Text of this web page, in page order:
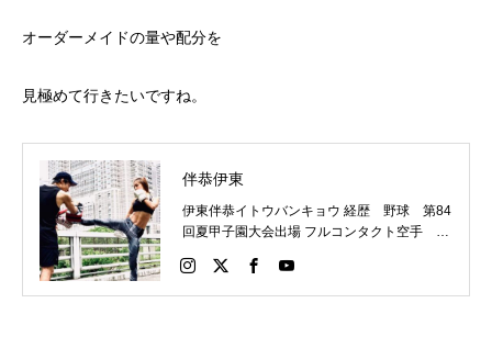
オーダーメイドの量や配分を
見極めて行きたいですね。
伴恭伊東
伊東伴恭イトウバンキョウ 経歴 野球 第84
回夏甲子園大会出場 フルコンタクト空手 日
パーライト級新人王 FOKウェルター級王者
WMCライト級日本王者 トレーニング依頼は